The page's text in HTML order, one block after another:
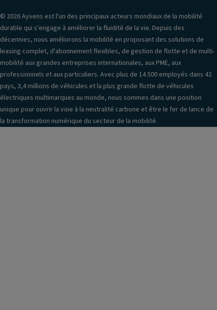
© 2026 Ayvens est l'un des principaux acteurs mondiaux de la mobilité
durable qui s'engage à améliorer la fluidité de la vie. Depuis des
décennies, nous améliorons la mobilité en proposant des solutions de
leasing complet, d'abonnement flexibles, de gestion de flotte et de multi-
mobilité aux grandes entreprises internationales, aux PME, aux
professionnels et aux particuliers. Avec plus de 14 500 employés dans 42
pays, 3,4 millions de véhicules et la plus grande flotte de véhicules
électriques multimarques au monde, nous sommes dans une position
unique pour ouvrir la voie à la neutralité carbone et être le fer de lance de
la transformation numérique du secteur de la mobilité.